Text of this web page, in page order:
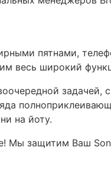
пятнами,
весь широкий
на йоту.
Мы защитим Ваш